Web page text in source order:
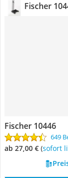
Fischer
Fischer 10446
649
ab 27,00 € ( Sofort